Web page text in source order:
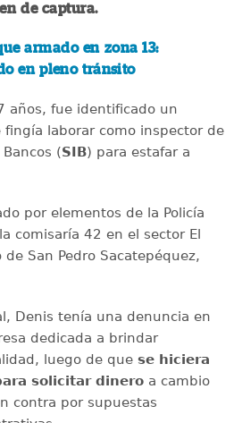
de captura.
armado en zona 13:
en pleno tránsito
años, fue identificado un
laborar como inspector de
(SIB) para estafar a
por elementos de la Policía
comisaría 42 en el sector El
San Pedro Sacatepéquez,
Denis tenía una denuncia en
dedicada a brindar
luego de que se hiciera
solicitar dineroa cambio
contra por supuestas